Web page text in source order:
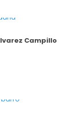
Campillo